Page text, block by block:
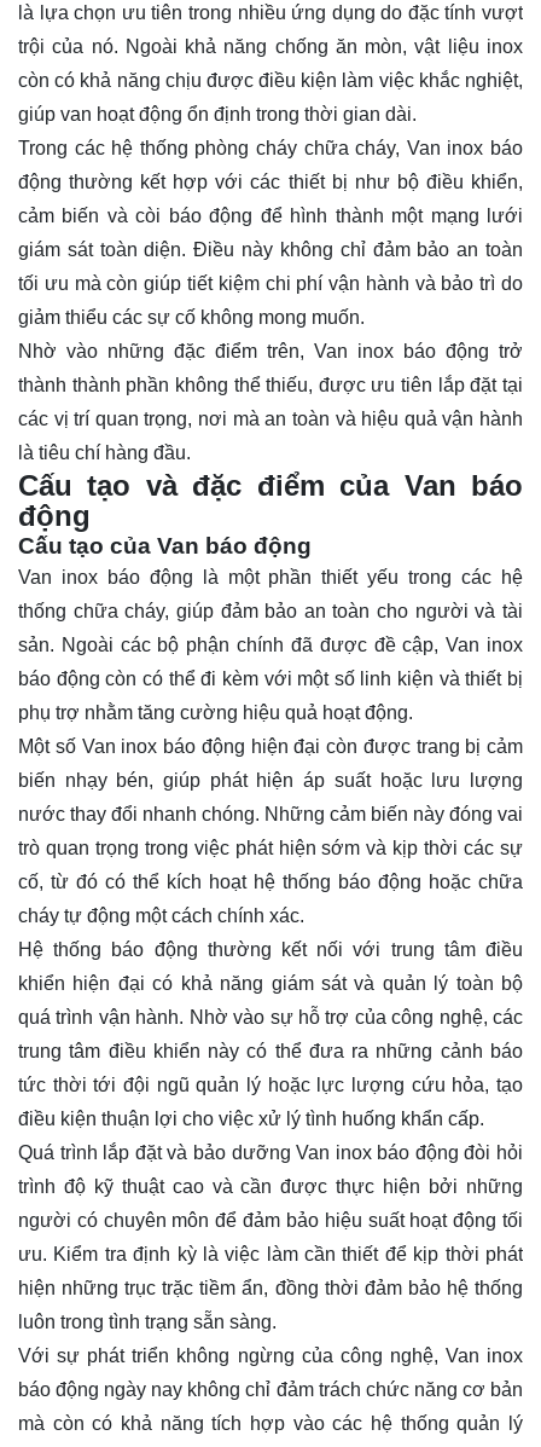
là lựa chọn ưu tiên trong nhiều ứng dụng do đặc tính vượt
trội của nó. Ngoài khả năng chống ăn mòn, vật liệu inox
còn có khả năng chịu được điều kiện làm việc khắc nghiệt,
giúp van hoạt động ổn định trong thời gian dài.
Trong các hệ thống phòng cháy chữa cháy, Van inox báo
động thường kết hợp với các thiết bị như bộ điều khiển,
cảm biến và còi báo động để hình thành một mạng lưới
giám sát toàn diện. Điều này không chỉ đảm bảo an toàn
tối ưu mà còn giúp tiết kiệm chi phí vận hành và bảo trì do
giảm thiểu các sự cố không mong muốn.
Nhờ vào những đặc điểm trên, Van inox báo động trở
thành thành phần không thể thiếu, được ưu tiên lắp đặt tại
các vị trí quan trọng, nơi mà an toàn và hiệu quả vận hành
là tiêu chí hàng đầu.
Cấu tạo và đặc điểm của Van báo
động
Cấu tạo của Van báo động
Van inox báo động là một phần thiết yếu trong các hệ
thống chữa cháy, giúp đảm bảo an toàn cho người và tài
sản. Ngoài các bộ phận chính đã được đề cập, Van inox
báo động còn có thể đi kèm với một số linh kiện và thiết bị
phụ trợ nhằm tăng cường hiệu quả hoạt động.
Một số Van inox báo động hiện đại còn được trang bị cảm
biến nhạy bén, giúp phát hiện áp suất hoặc lưu lượng
nước thay đổi nhanh chóng. Những cảm biến này đóng vai
trò quan trọng trong việc phát hiện sớm và kịp thời các sự
cố, từ đó có thể kích hoạt hệ thống báo động hoặc chữa
cháy tự động một cách chính xác.
Hệ thống báo động thường kết nối với trung tâm điều
khiển hiện đại có khả năng giám sát và quản lý toàn bộ
quá trình vận hành. Nhờ vào sự hỗ trợ của công nghệ, các
trung tâm điều khiển này có thể đưa ra những cảnh báo
tức thời tới đội ngũ quản lý hoặc lực lượng cứu hỏa, tạo
điều kiện thuận lợi cho việc xử lý tình huống khẩn cấp.
Quá trình lắp đặt và bảo dưỡng Van inox báo động đòi hỏi
trình độ kỹ thuật cao và cần được thực hiện bởi những
người có chuyên môn để đảm bảo hiệu suất hoạt động tối
ưu. Kiểm tra định kỳ là việc làm cần thiết để kịp thời phát
hiện những trục trặc tiềm ẩn, đồng thời đảm bảo hệ thống
luôn trong tình trạng sẵn sàng.
Với sự phát triển không ngừng của công nghệ, Van inox
báo động ngày nay không chỉ đảm trách chức năng cơ bản
mà còn có khả năng tích hợp vào các hệ thống quản lý